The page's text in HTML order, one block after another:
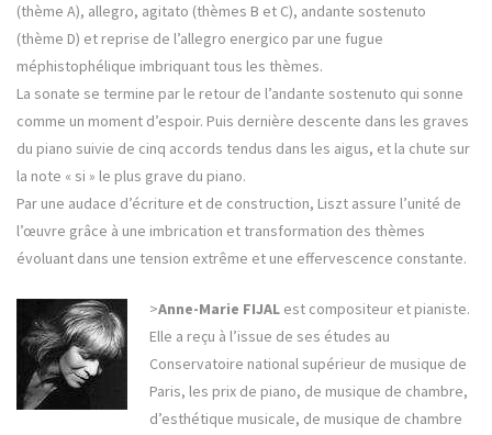
(thème A), allegro, agitato (thèmes B et C), andante sostenuto
(thème D) et reprise de l’allegro energico par une fugue
méphistophélique imbriquant tous les thèmes.
La sonate se termine par le retour de l’andante sostenuto qui sonne
comme un moment d’espoir. Puis dernière descente dans les graves
du piano suivie de cinq accords tendus dans les aigus, et la chute sur
la note « si » le plus grave du piano.
Par une audace d’écriture et de construction, Liszt assure l’unité de
l’œuvre grâce à une imbrication et transformation des thèmes
évoluant dans une tension extrême et une effervescence constante.
>Anne-Marie FIJALest compositeur et pianiste.
Elle a reçu à l’issue de ses études au
Conservatoire national supérieur de musique de
Paris, les prix de piano, de musique de chambre,
d’esthétique musicale, de musique de chambre